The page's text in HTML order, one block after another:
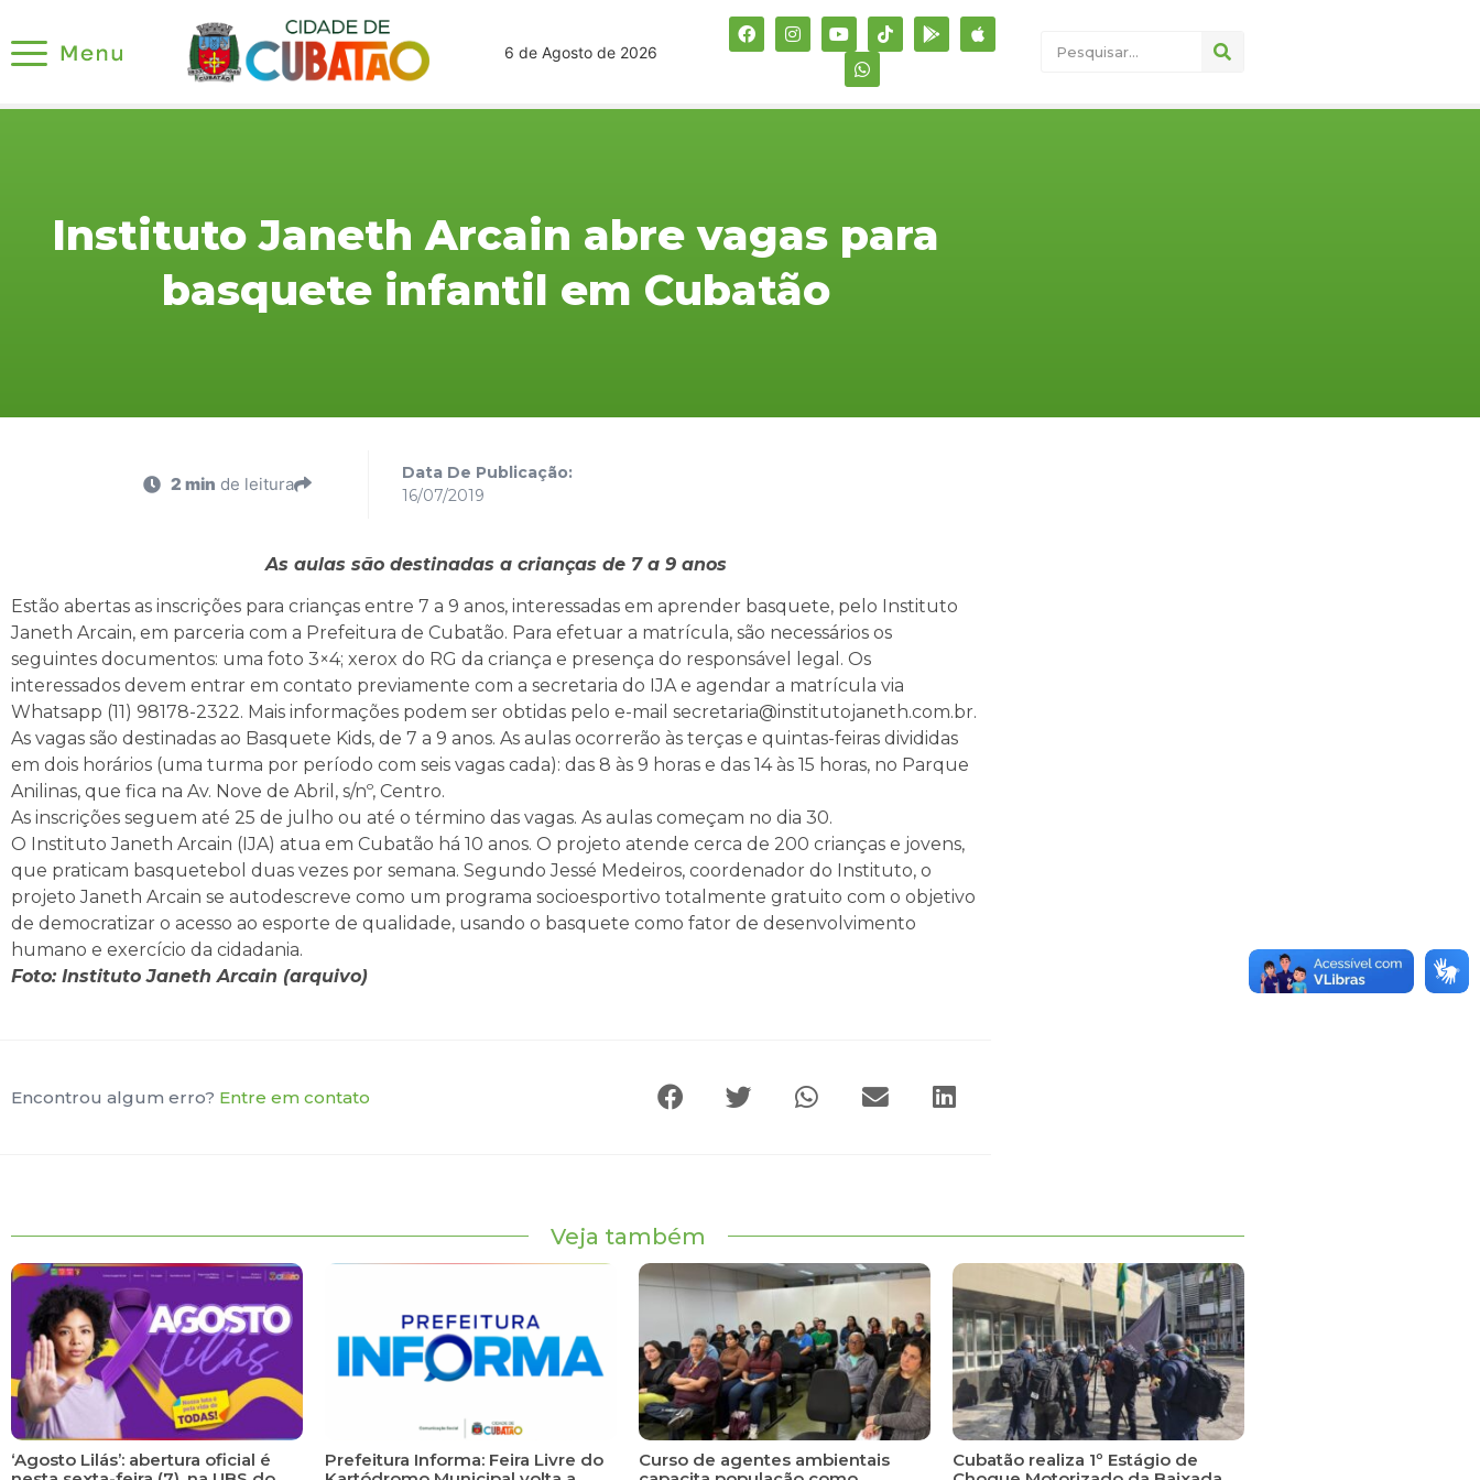
6 de Agosto de 2026
Instituto Janeth Arcain abre vagas para
basquete infantil em Cubatão
2 min de leitura
Data De Publicação:
16/07/2019
As aulas são destinadas a crianças de 7 a 9 anos
Estão abertas as inscrições para crianças entre 7 a 9 anos, interessadas em aprender basquete, pelo Instituto
Janeth Arcain, em parceria com a Prefeitura de Cubatão. Para efetuar a matrícula, são necessários os
seguintes documentos: uma foto 3×4; xerox do RG da criança e presença do responsável legal. Os
interessados devem entrar em contato previamente com a secretaria do IJA e agendar a matrícula via
Whatsapp (11) 98178-2322. Mais informações podem ser obtidas pelo e-mail secretaria@institutojaneth.com.br.
As vagas são destinadas ao Basquete Kids, de 7 a 9 anos. As aulas ocorrerão às terças e quintas-feiras divididas
em dois horários (uma turma por período com seis vagas cada): das 8 às 9 horas e das 14 às 15 horas, no Parque
Anilinas, que fica na Av. Nove de Abril, s/nº, Centro.
As inscrições seguem até 25 de julho ou até o término das vagas. As aulas começam no dia 30.
O Instituto Janeth Arcain (IJA) atua em Cubatão há 10 anos. O projeto atende cerca de 200 crianças e jovens,
que praticam basquetebol duas vezes por semana. Segundo Jessé Medeiros, coordenador do Instituto, o
projeto Janeth Arcain se autodescreve como um programa socioesportivo totalmente gratuito com o objetivo
de democratizar o acesso ao esporte de qualidade, usando o basquete como fator de desenvolvimento
humano e exercício da cidadania.
Foto: Instituto Janeth Arcain (arquivo)
Encontrou algum erro? Entre em contato
Veja também
‘Agosto Lilás’: abertura oficial é
Prefeitura Informa: Feira Livre do
Curso de agentes ambientais
Cubatão realiza 1º Estágio de